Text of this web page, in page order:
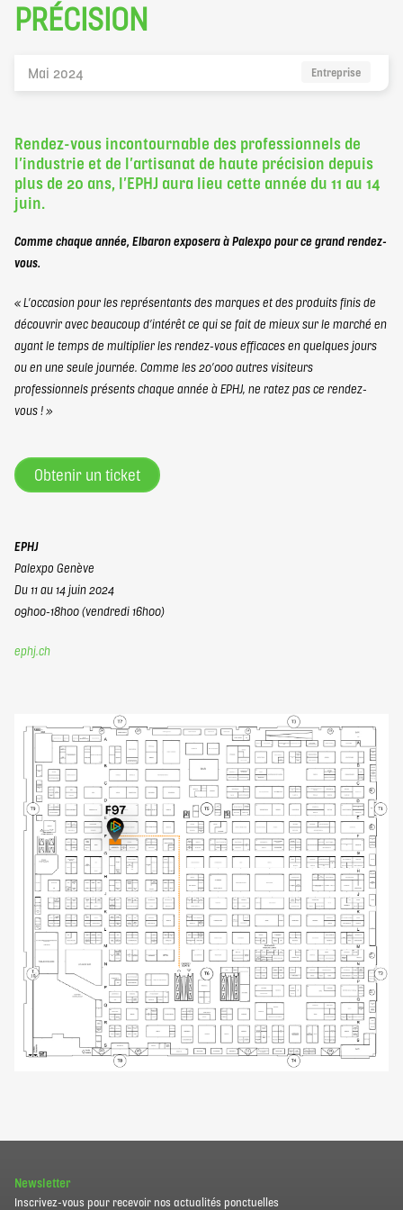
Contact
PRÉCISION
Mai 2024 Entreprise
Rendez-vous incontournable des professionnels de
l’industrie et de l’artisanat de haute précision depuis
plus de 20 ans, l’EPHJ aura lieu cette année du 11 au 14
juin.
Comme chaque année, Elbaron exposera à Palexpo pour ce grand rendez-
vous.
« L’occasion pour les représentants des marques et des produits finis de
découvrir avec beaucoup d’intérêt ce qui se fait de mieux sur le marché en
ayant le temps de multiplier les rendez-vous efficaces en quelques jours
ou en une seule journée. Comme les 20’000 autres visiteurs
professionnels présents chaque année à EPHJ, ne ratez pas ce rendez-
vous ! »
Obtenir un ticket
EPHJ
Palexpo Genève
Du 11 au 14 juin 2024
09h00-18h00 (vendredi 16h00)
ephj.ch
Newsletter
Inscrivez-vous pour recevoir nos actualités ponctuelles